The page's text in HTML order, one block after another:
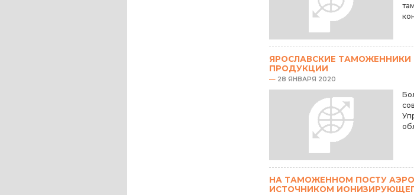
ЯРОСЛАВСКИЕ
ПРОДУКЦИИ
—28 ЯНВАРЯ 2020
НА ТАМОЖЕННОМ ПОСТУ
ИСТОЧНИКОМ